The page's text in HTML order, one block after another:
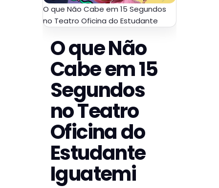
O que Não Cabe em 15 Segundos
no Teatro Oficina do Estudante
O que Não
Cabe em 15
Segundos
no Teatro
Oficina do
Estudante
Iguatemi